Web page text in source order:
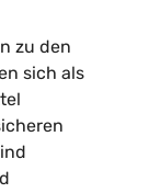
zu den
sich als